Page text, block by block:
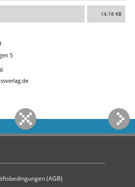
5
14.18 KB
(AGB)